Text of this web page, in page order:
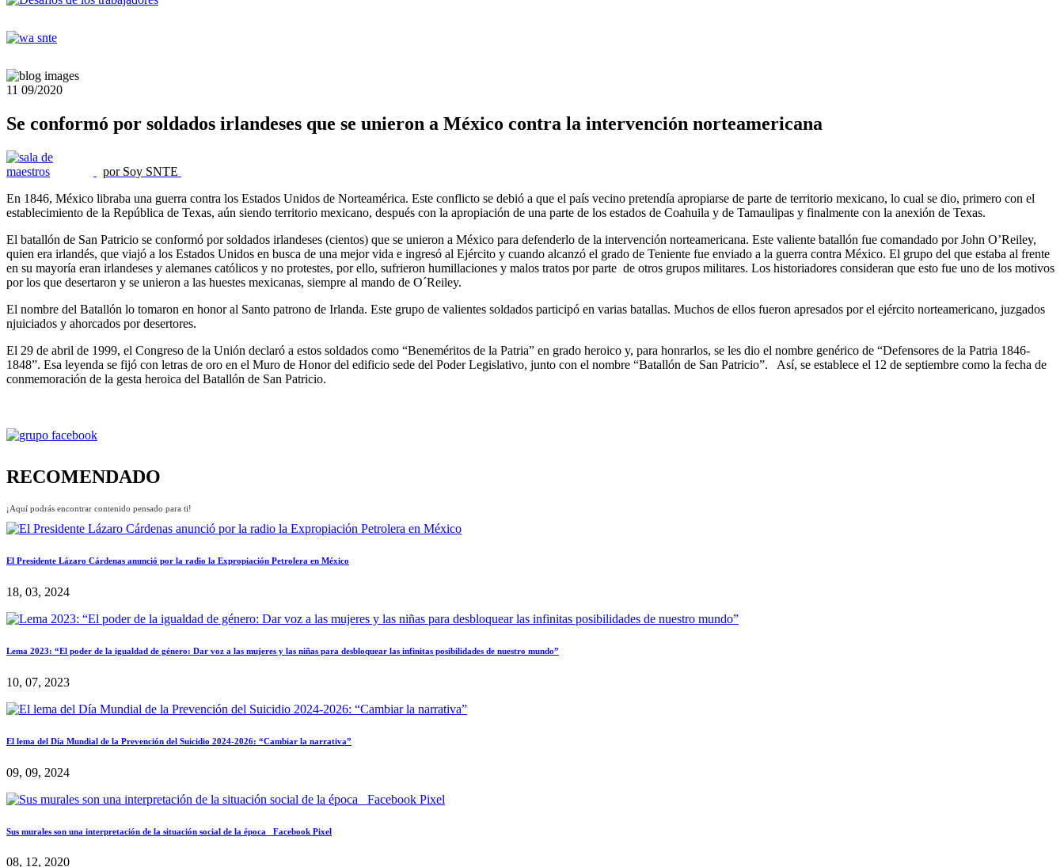
11 09/2020
Se conformó por soldados irlandeses que se unieron a México contra la intervención norteamericana
por Soy SNTE
En 1846, México libraba una guerra contra los Estados Unidos de Norteamérica. Este conflicto se debió a que el país vecino pretendía apropiarse de parte de territorio mexicano, lo cual se dio, primero con el
establecimiento de la República de Texas, aún siendo territorio mexicano, después con la apropiación de una parte de los estados de Coahuila y de Tamaulipas y finalmente con la anexión de Texas.
El batallón de San Patricio se conformó por soldados irlandeses (cientos) que se unieron a México para defenderlo de la intervención norteamericana. Este valiente batallón fue comandado por John O’Reiley,
quien era irlandés, que viajó a los Estados Unidos en busca de una mejor vida e ingresó al Ejército y cuando alcanzó el grado de Teniente fue enviado a la guerra contra México. El grupo del que estaba al frente
en su mayoría eran irlandeses y alemanes católicos y no protestes, por ello, sufrieron humillaciones y malos tratos por parte de otros grupos militares. Los historiadores consideran que esto fue uno de los motivos
por los que desertaron y se unieron a las huestes mexicanas, siempre al mando de O´Reiley.
El nombre del Batallón lo tomaron en honor al Santo patrono de Irlanda. Este grupo de valientes soldados participó en varias batallas. Muchos de ellos fueron apresados por el ejército norteamericano, juzgados
njuiciados y ahorcados por desertores.
El 29 de abril de 1999, el Congreso de la Unión declaró a estos soldados como “Beneméritos de la Patria” en grado heroico y, para honrarlos, se les dio el nombre genérico de “Defensores de la Patria 1846-
1848”. Esa leyenda se fijó con letras de oro en el Muro de Honor del edificio sede del Poder Legislativo, junto con el nombre “Batallón de San Patricio”. Así, se establece el 12 de septiembre como la fecha de
conmemoración de la gesta heroica del Batallón de San Patricio.
RECOMENDADO
¡Aquí podrás encontrar contenido pensado para ti!
El Presidente Lázaro Cárdenas anunció por la radio la Expropiación Petrolera en México
18, 03, 2024
Lema 2023: “El poder de la igualdad de género: Dar voz a las mujeres y las niñas para desbloquear las infinitas posibilidades de nuestro mundo”
10, 07, 2023
El lema del Día Mundial de la Prevención del Suicidio 2024-2026: “Cambiar la narrativa”
09, 09, 2024
Sus murales son una interpretación de la situación social de la época Facebook Pixel
08, 12, 2020